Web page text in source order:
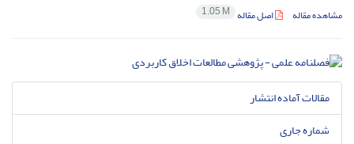
مشاهده مقاله اصل مقاله 1.05 M
مقالات آماده انتشار
شماره جاری